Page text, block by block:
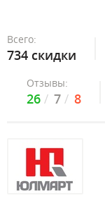
Всего:
734 скидки
Отзывы:
26 7 8